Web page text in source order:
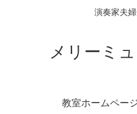
演奏家夫
メリーミ
教室ホームペー